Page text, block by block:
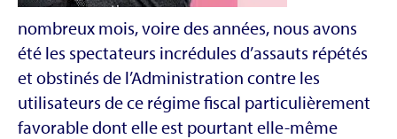
nombreux mois, voire des années, nous avons
été les spectateurs incrédules d’assauts répétés
et obstinés de l’Administration contre les
utilisateurs de ce régime fiscal particulièrement
favorable dont elle est pourtant elle-même